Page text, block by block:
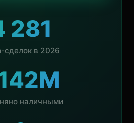
281
сделок в 2026
наличными